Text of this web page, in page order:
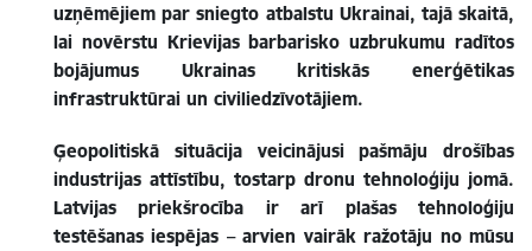
uzņēmējiem par sniegto atbalstu Ukrainai, tajā skaitā,
lai novērstu Krievijas barbarisko uzbrukumu radītos
bojājumus Ukrainas kritiskās enerģētikas
infrastruktūrai un civiliedzīvotājiem.
Ģeopolitiskā situācija veicinājusi pašmāju drošības
industrijas attīstību, tostarp dronu tehnoloģiju jomā.
Latvijas priekšrocība ir arī plašas tehnoloģiju
testēšanas iespējas – arvien vairāk ražotāju no mūsu